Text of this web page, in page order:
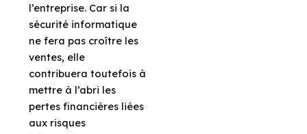
l’entreprise. Car si la
sécurité informatique
ne fera pas croître les
ventes, elle
contribuera toutefois à
mettre à l’abri les
pertes financières liées
aux risques